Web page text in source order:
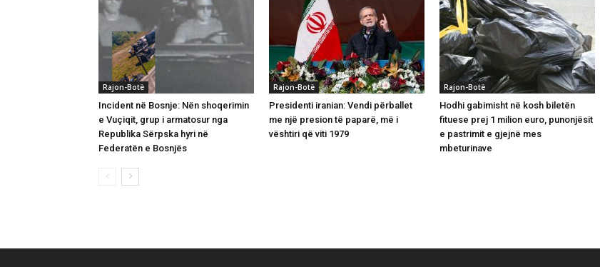
Rajon-Botë
Incident në Bosnje: Nën shoqerimin
e Vuçiqit, grup i armatosur nga
Republika Sërpska hyri në
Federatën e Bosnjës
Rajon-Botë
Presidenti iranian: Vendi përballet
me një presion të paparë, më i
vështiri që viti 1979
Rajon-Botë
Hodhi gabimisht në kosh biletën
fituese prej 1 milion euro, punonjësit
e pastrimit e gjejnë mes
mbeturinave